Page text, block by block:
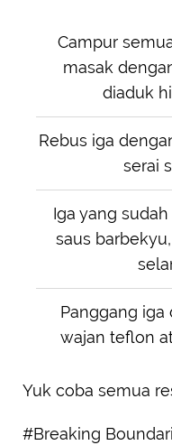
Campur
masak
diaduk
Rebus iga
serai
Iga yang
saus
Panggang
wajan teflon
Yuk coba semua
#Breaking